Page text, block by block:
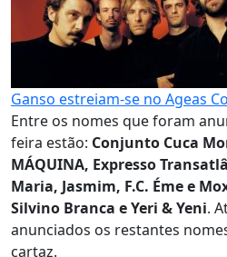
Ganso estreiam-se no Ageas
Entre os nomes que foram
feira estão: Conjunto Cuca
MÁQUINA, Expresso
Maria, Jasmim, F.C. Éme e
Silvino Branca e Yeri & Yeni.
anunciados os restantes
cartaz.